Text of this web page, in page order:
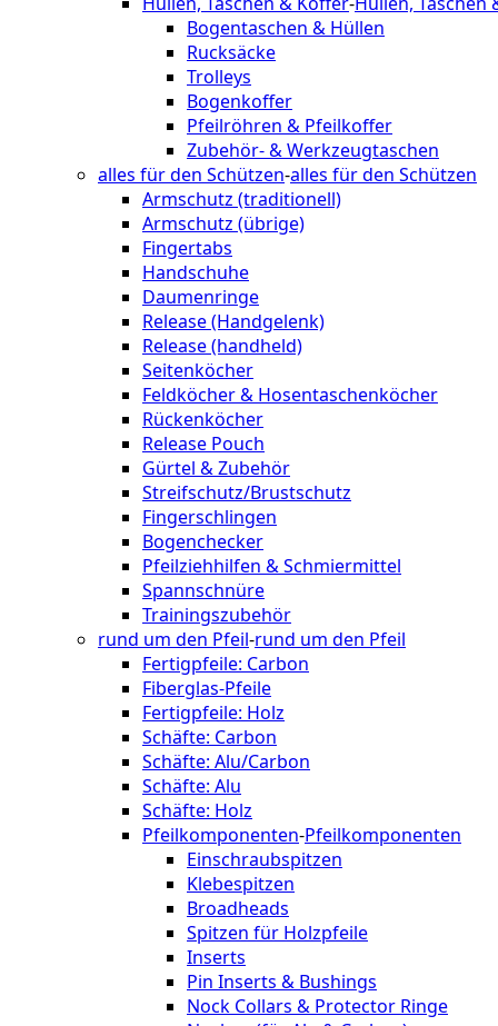
Bogentaschen & Hüllen
Rucksäcke
Trolleys
Bogenkoffer
Pfeilröhren & Pfeilkoffer
Zubehör- & Werkzeugtaschen
alles für den Schützen-alles für den Schützen
Armschutz (traditionell)
Armschutz (übrige)
Fingertabs
Handschuhe
Daumenringe
Release (Handgelenk)
Release (handheld)
Seitenköcher
Feldköcher & Hosentaschenköcher
Rückenköcher
Release Pouch
Gürtel & Zubehör
Streifschutz/Brustschutz
Fingerschlingen
Bogenchecker
Pfeilziehhilfen & Schmiermittel
Spannschnüre
Trainingszubehör
rund um den Pfeil-rund um den Pfeil
Fertigpfeile: Carbon
Fiberglas-Pfeile
Fertigpfeile: Holz
Schäfte: Carbon
Schäfte: Alu/Carbon
Schäfte: Alu
Schäfte: Holz
Pfeilkomponenten-Pfeilkomponenten
Einschraubspitzen
Klebespitzen
Broadheads
Spitzen für Holzpfeile
Inserts
Pin Inserts & Bushings
Nock Collars & Protector Ringe